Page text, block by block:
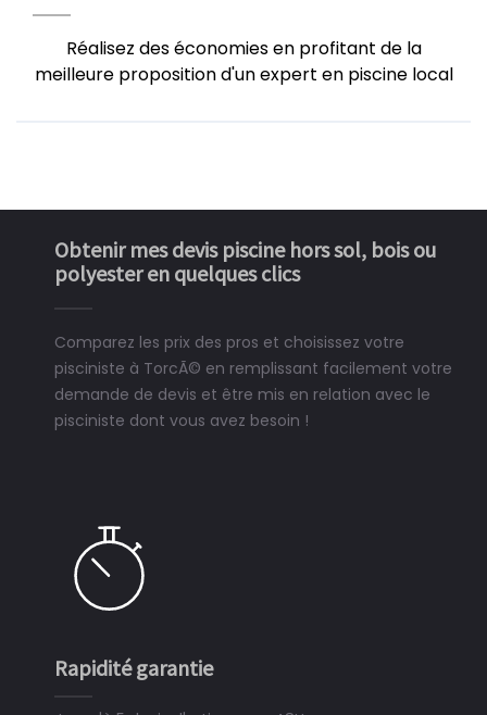
Réalisez des économies en profitant de la
meilleure proposition d'un expert en piscine local
Obtenir mes devis piscine hors sol, bois ou
polyester en quelques clics
Comparez les prix des pros et choisissez votre
pisciniste à TorcÃ© en remplissant facilement votre
demande de devis et être mis en relation avec le
pisciniste dont vous avez besoin !
Rapidité garantie